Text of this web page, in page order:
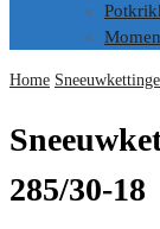
Home
285/30-18